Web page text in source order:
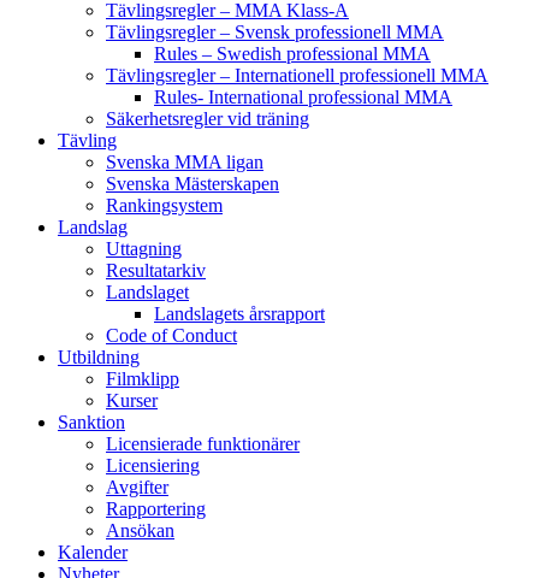
Tävlingsregler – MMA Klass-A
Tävlingsregler – Svensk professionell MMA
Rules – Swedish professional MMA
Tävlingsregler – Internationell professionell MMA
Rules- International professional MMA
Säkerhetsregler vid träning
Tävling
Svenska MMA ligan
Svenska Mästerskapen
Rankingsystem
Landslag
Uttagning
Resultatarkiv
Landslaget
Landslagets årsrapport
Code of Conduct
Utbildning
Filmklipp
Kurser
Sanktion
Licensierade funktionärer
Licensiering
Avgifter
Rapportering
Ansökan
Kalender
Nyheter